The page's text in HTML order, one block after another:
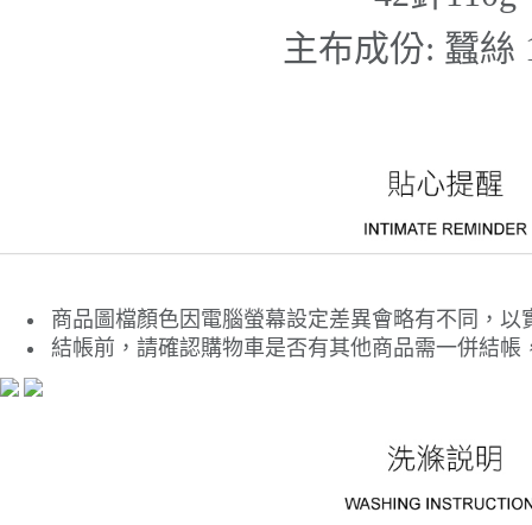
主布成份: 蠶絲
商品圖檔顏色因電腦螢幕設定差異會略有不同，
結帳前，請確認購物車是否有其他商品需一併結